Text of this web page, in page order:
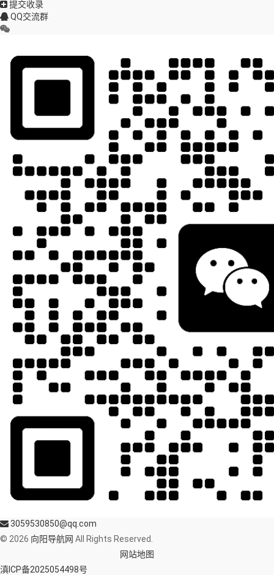
提交收录
QQ交流群
3059530850@qq.com
© 2026 向阳导航网 All Rights Reserved.
网站地图
滇ICP备2025054498号